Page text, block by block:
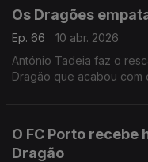
Os Dragões
Ep. 66
10 abr. 2026
António Tadeia faz o
Dragão que acabou com
O FC Porto recebe
Dragão